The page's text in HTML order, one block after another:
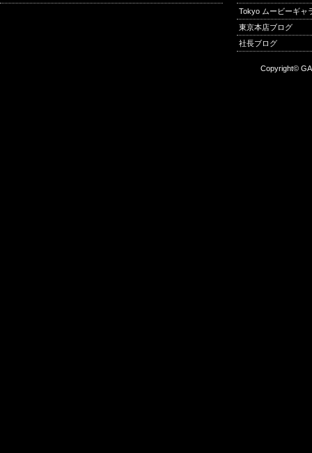
Tokyo ムービーギャ
東京本店ブログ
社長ブログ
Copyright©